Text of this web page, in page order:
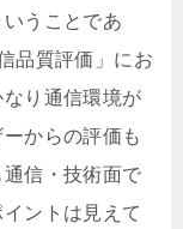
うことであ
品質評価」にお
り通信環境が
からの評価も
信・技術面で
ントは見えて